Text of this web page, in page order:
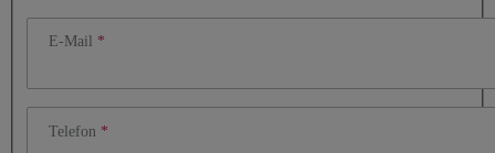
E-Mail
Telefon